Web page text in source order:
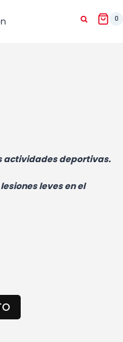
0
actividades deportivas.
leves en el